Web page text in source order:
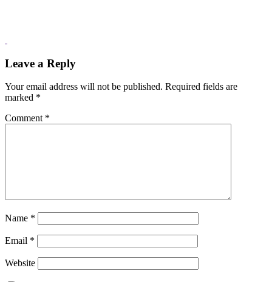
Leave a Reply
Your email address will not be published. Required fields are
marked *
Comment *
Name *
Email *
Website